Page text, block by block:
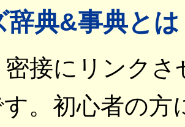
辞典&事典と
接にリンク
。初心者の方